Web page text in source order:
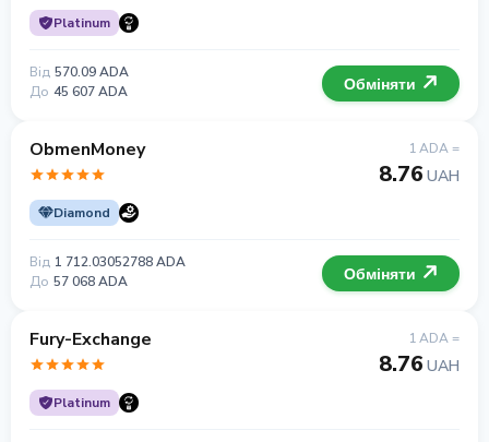
Platinum
Від 570.09 ADA
До 45 607 ADA Обміняти
ObmenMoney
Diamond
1 ADA =
8.76 UAH
Від 1 712.03052788 ADA
До 57 068 ADA Обміняти
Fury-Exchange
Platinum
1 ADA =
8.76 UAH